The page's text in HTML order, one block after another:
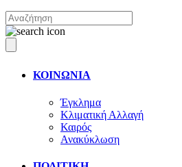
ΚΟΙΝΩΝΙΑ
Έγκλημα
Κλιματική Αλλαγή
Καιρός
Ανακύκλωση